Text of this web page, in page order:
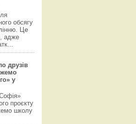
обсягу
Це
адже
друзів
у
проєкту
школу